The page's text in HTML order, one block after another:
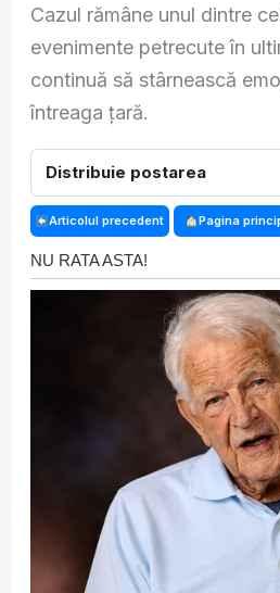
Cazul rămâne unul dintre
evenimente petrecute în
continuă să stârnească
întreaga țară.
Distribuie postarea
Articolul precedent Pagina